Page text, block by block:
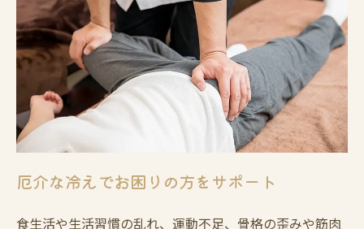
厄介な冷えでお困りの方をサポート
食生活や生活習慣の乱れ、運動不足、骨格の歪みや筋肉